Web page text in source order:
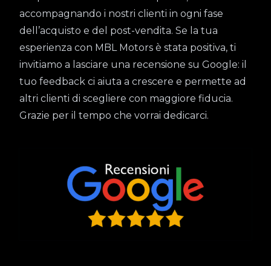
accompagnando i nostri clienti in ogni fase
dell’acquisto e del post-vendita. Se la tua
esperienza con MBL Motors è stata positiva, ti
invitiamo a lasciare una recensione su Google: il
tuo feedback ci aiuta a crescere e permette ad
altri clienti di scegliere con maggiore fiducia.
Grazie per il tempo che vorrai dedicarci.